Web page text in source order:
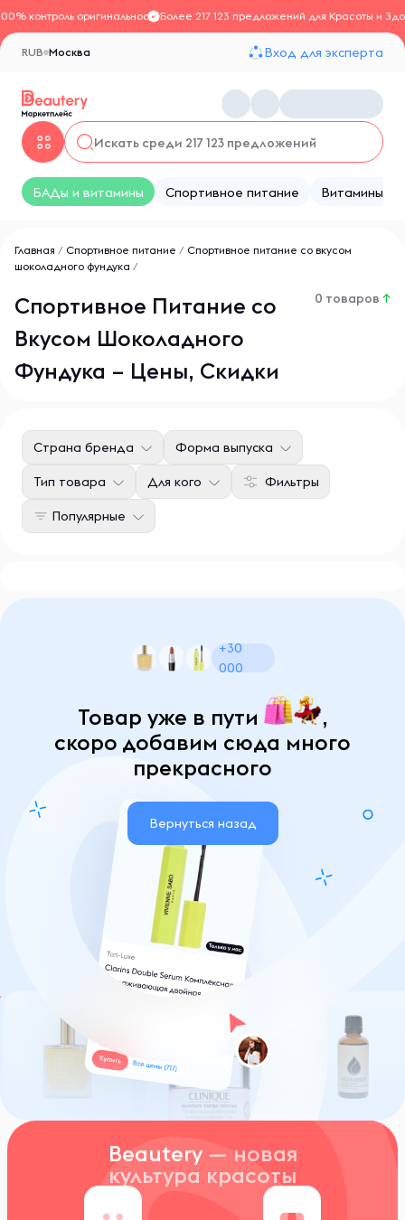
контроль оригинальностиБолее 217 123 предложений для Красоты и
Москва
RUB Вход для эксперта
БАДы и витамины Спортивное питание Витамины
Главная / Спортивное питание / Спортивное питание со вкусом
шоколадного фундука /
Спортивное Питание со
Вкусом Шоколадного
Фундука – Цены, Скидки
0 товаров ↑
Фильтры
Страна бренда Форма выпуска
Тип товара Для кого
Популярные
+30
000
Товар уже в пути
,
скоро добавим сюда много
прекрасного
Вернуться назад
Beautery — новая
культура красоты